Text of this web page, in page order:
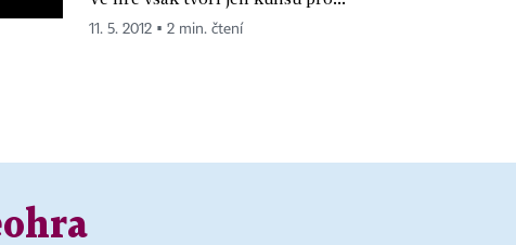
11. 5. 2012 ▪ 2 min. čtení